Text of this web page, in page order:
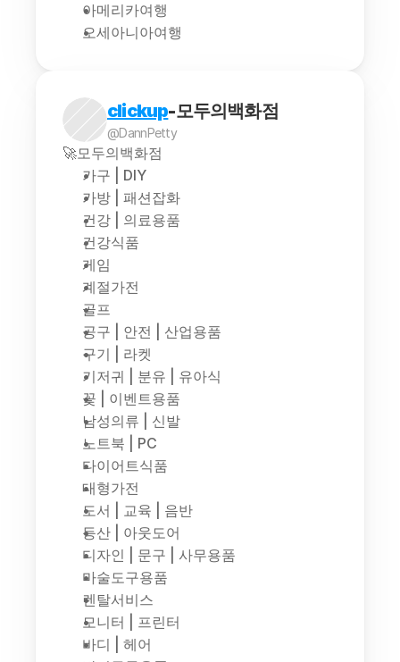
아메리카여행
오세아니아여행
clickup-모두의백화점
@DannPetty
🚀모두의백화점
가구 | DIY
가방 | 패션잡화
건강 | 의료용품
건강식품
게임
계절가전
골프
공구 | 안전 | 산업용품
구기 | 라켓
기저귀 | 분유 | 유아식
꽃 | 이벤트용품
남성의류 | 신발
노트북 | PC
다이어트식품
대형가전
도서 | 교육 | 음반
등산 | 아웃도어
디자인 | 문구 | 사무용품
마술도구용품
렌탈서비스
모니터 | 프린터
바디 | 헤어